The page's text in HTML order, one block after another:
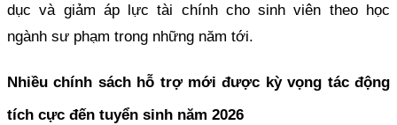
dục và giảm áp lực tài chính cho sinh viên theo học
ngành sư phạm trong những năm tới.
Nhiều chính sách hỗ trợ mới được kỳ vọng tác động
tích cực đến tuyển sinh năm 2026